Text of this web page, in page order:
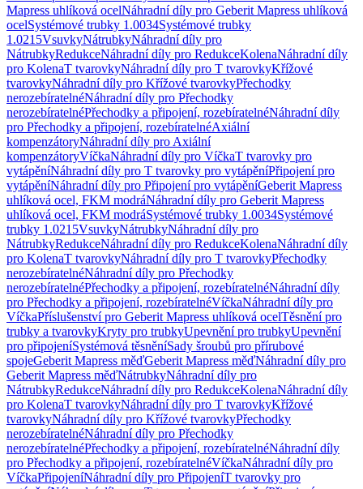
Mapress uhlíková ocelNáhradní díly pro Geberit Mapress uhlíková
ocelSystémové trubky 1.0034Systémové trubky
1.0215VsuvkyNátrubkyNáhradní díly pro
NátrubkyRedukceNáhradní díly pro RedukceKolenaNáhradní díly
pro KolenaT tvarovkyNáhradní díly pro T tvarovkyKřížové
tvarovkyNáhradní díly pro Křížové tvarovkyPřechodky
nerozebíratelnéNáhradní díly pro Přechodky
nerozebíratelnéPřechodky a připojení, rozebíratelnéNáhradní díly
pro Přechodky a připojení, rozebíratelnéAxiální
kompenzátoryNáhradní díly pro Axiální
kompenzátoryVíčkaNáhradní díly pro VíčkaT tvarovky pro
vytápěníNáhradní díly pro T tvarovky pro vytápěníPřipojení pro
vytápěníNáhradní díly pro Připojení pro vytápěníGeberit Mapress
uhlíková ocel, FKM modráNáhradní díly pro Geberit Mapress
uhlíková ocel, FKM modráSystémové trubky 1.0034Systémové
trubky 1.0215VsuvkyNátrubkyNáhradní díly pro
NátrubkyRedukceNáhradní díly pro RedukceKolenaNáhradní díly
pro KolenaT tvarovkyNáhradní díly pro T tvarovkyPřechodky
nerozebíratelnéNáhradní díly pro Přechodky
nerozebíratelnéPřechodky a připojení, rozebíratelnéNáhradní díly
pro Přechodky a připojení, rozebíratelnéVíčkaNáhradní díly pro
VíčkaPříslušenství pro Geberit Mapress uhlíková ocelTěsnění pro
trubky a tvarovkyKryty pro trubkyUpevnění pro trubkyUpevnění
pro připojeníSystémová těsněníSady šroubů pro přírubové
spojeGeberit Mapress měďGeberit Mapress měďNáhradní díly pro
Geberit Mapress měďNátrubkyNáhradní díly pro
NátrubkyRedukceNáhradní díly pro RedukceKolenaNáhradní díly
pro KolenaT tvarovkyNáhradní díly pro T tvarovkyKřížové
tvarovkyNáhradní díly pro Křížové tvarovkyPřechodky
nerozebíratelnéNáhradní díly pro Přechodky
nerozebíratelnéPřechodky a připojení, rozebíratelnéNáhradní díly
pro Přechodky a připojení, rozebíratelnéVíčkaNáhradní díly pro
VíčkaPřipojeníNáhradní díly pro PřipojeníT tvarovky pro